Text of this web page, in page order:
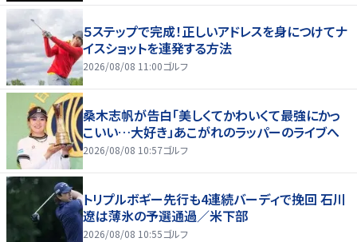
５ステップで完成！正しいアドレスを身につけてナ
イスショットを連発する方法
2026/08/08 11:00ゴルフ
桑木志帆が告白「美しくてかわいくて最強にかっ
こいい…大好き」あこがれのラッパーのライブへ
2026/08/08 10:57ゴルフ
トリプルボギー先行も4連続バーディで挽回 石川
遼は薄氷の予選通過／米下部
2026/08/08 10:55ゴルフ